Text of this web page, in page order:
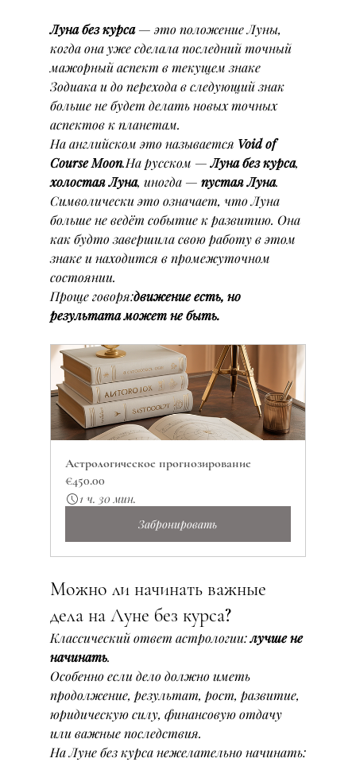
Луна без курса — это положение Луны,
когда она уже сделала последний точный
мажорный аспект в текущем знаке
Зодиака и до перехода в следующий знак
больше не будет делать новых точных
аспектов к планетам.
На английском это называется Void of
Course Moon.На русском — Луна без курса,
холостая Луна, иногда — пустая Луна.
Символически это означает, что Луна
больше не ведёт событие к развитию. Она
как будто завершила свою работу в этом
знаке и находится в промежуточном
состоянии.
Проще говоря:движение есть, но
результата может не быть.
Астрологическое прогнозирование
€450.00
1 ч. 30 мин.
Забронировать
Можно ли начинать важные
дела на Луне без курса?
Классический ответ астрологии: лучше не
начинать.
Особенно если дело должно иметь
продолжение, результат, рост, развитие,
юридическую силу, финансовую отдачу
или важные последствия.
На Луне без курса нежелательно начинать: